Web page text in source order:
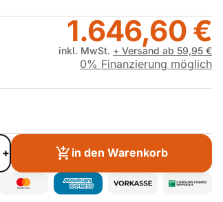
1.646,60 €
inkl. MwSt. + Versand ab 59,95 €
0% Finanzierung möglich
+ in den Warenkorb